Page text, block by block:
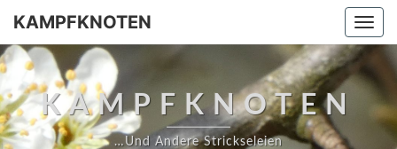
Skip
content
KAMPFKNOTEN
KAMPFKNOTEN
…und Andere Strickseleien